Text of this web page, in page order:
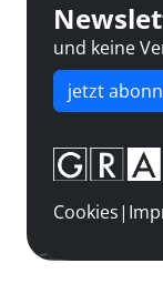
und keine
jetzt
Cookies|